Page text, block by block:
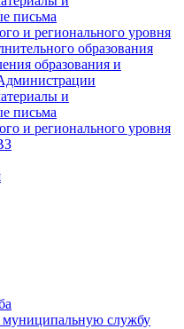
письма
и регионального уровня
образования
образования и
и
письма
и регионального уровня
муниципальную службу